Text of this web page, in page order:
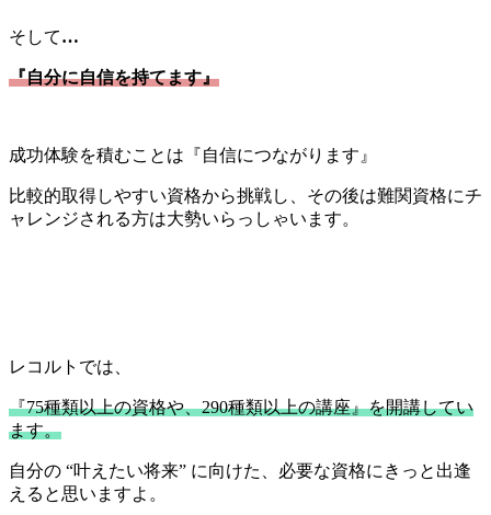
そして…
『自分に自信を持てます』
成功体験を積むことは『自信につながります』
比較的取得しやすい資格から挑戦し、その後は難関資格にチ
ャレンジされる方は大勢いらっしゃいます。
レコルトでは、
『75種類以上の資格や、290種類以上の講座』を開講してい
ます。
自分の “叶えたい将来” に向けた、必要な資格にきっと出逢
えると思いますよ。